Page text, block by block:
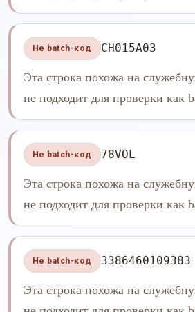
Не batch-код CH015A03
Эта строка похожа на
не подходит для проверки как
Не batch-код 78VOL
Эта строка похожа на
не подходит для проверки как
Не batch-код 3386460109383
Эта строка похожа на